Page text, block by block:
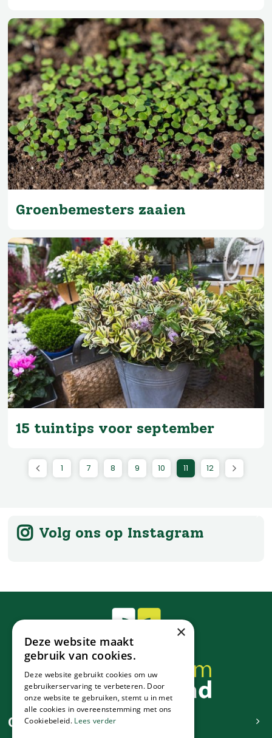
Groenbemesters zaaien
15 tuintips voor september
1 7 8 9 10 11 12
Volg ons op Instagram
Contact
×
Deze website maakt
gebruik van cookies.
Deze website gebruikt cookies om uw
gebruikerservaring te verbeteren. Door
onze website te gebruiken, stemt u in met
alle cookies in overeenstemming met ons
Cookiebeleid. Lees verder